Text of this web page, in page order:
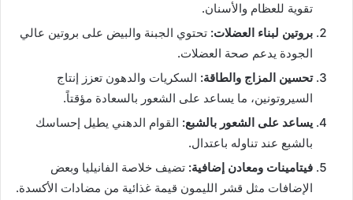
تقوية للعظام والأسنان.
بروتين لبناء العضلات: تحتوي الجبنة والبيض على بروتين عالي
الجودة يدعم صحة العضلات.
تحسين المزاج والطاقة: السكريات والدهون تعزز إنتاج
السيروتونين، ما يساعد على الشعور بالسعادة مؤقتاً.
يساعد على الشعور بالشبع: القوام الدهني يطيل إحساسك
بالشبع عند تناوله باعتدال.
فيتامينات ومعادن إضافية: تضيف خلاصة الفانيليا وبعض
الإضافات مثل قشر الليمون قيمة غذائية من مضادات الأكسدة.